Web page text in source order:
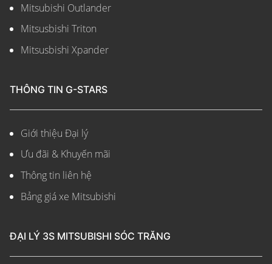
Mitsubishi Outlander
Mitsusbishi Triton
Mitsusbishi Xpander
THÔNG TIN G-STARS
Giới thiệu Đại lý
Ưu đãi & Khuyến mãi
Thông tin liên hệ
Bảng giá xe Mitsubishi
ĐẠI LÝ 3S MITSUBISHI SÓC TRĂNG